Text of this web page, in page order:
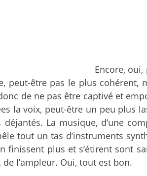
Encore, oui,
peut-être pas le plus cohérent,
de ne pas être captivé et
la voix, peut-être un peu plus
La musique, d’une
tout un tas d’instruments
finissent plus et s’étirent sont
l’ampleur. Oui, tout est bon.